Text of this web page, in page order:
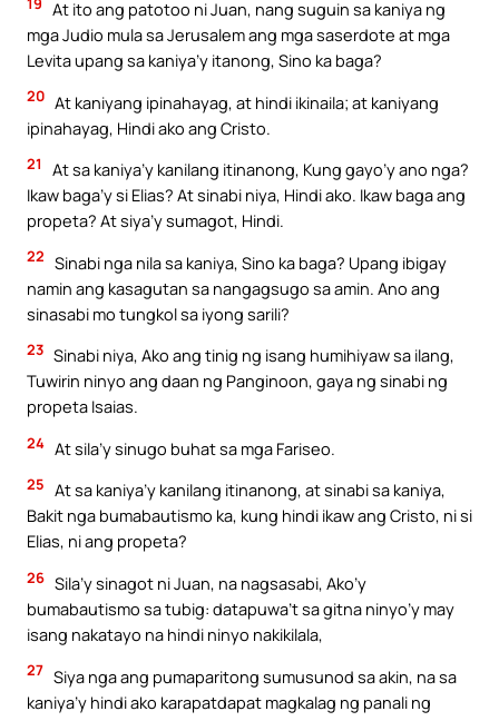
At ito ang patotoo ni Juan, nang suguin sa kaniya ng
mga Judio mula sa Jerusalem ang mga saserdote at mga
Levita upang sa kaniya’y itanong, Sino ka baga?
20 At kaniyang ipinahayag, at hindi ikinaila; at kaniyang
ipinahayag, Hindi ako ang Cristo.
21
At sa kaniya’y kanilang itinanong, Kung gayo’y ano nga?
Ikaw baga’y si Elias? At sinabi niya, Hindi ako. Ikaw baga ang
propeta? At siya’y sumagot, Hindi.
22 Sinabi nga nila sa kaniya, Sino ka baga? Upang ibigay
namin ang kasagutan sa nangagsugo sa amin. Ano ang
sinasabi mo tungkol sa iyong sarili?
23 Sinabi niya, Ako ang tinig ng isang humihiyaw sa ilang,
Tuwirin ninyo ang daan ng Panginoon, gaya ng sinabi ng
propeta Isaias.
24 At sila’y sinugo buhat sa mga Fariseo.
25 At sa kaniya’y kanilang itinanong, at sinabi sa kaniya,
Bakit nga bumabautismo ka, kung hindi ikaw ang Cristo, ni si
Elias, ni ang propeta?
26 Sila’y sinagot ni Juan, na nagsasabi, Ako’y
bumabautismo sa tubig: datapuwa’t sa gitna ninyo’y may
isang nakatayo na hindi ninyo nakikilala,
27 Siya nga ang pumaparitong sumusunod sa akin, na sa
kaniya’y hindi ako karapatdapat magkalag ng panali ng